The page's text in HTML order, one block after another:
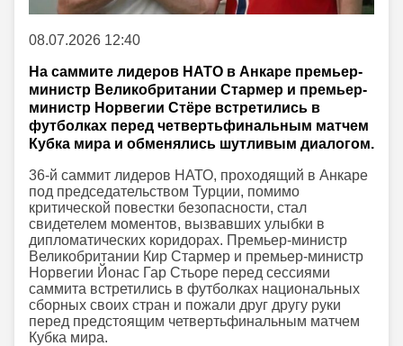
08.07.2026 12:40
На саммите лидеров НАТО в Анкаре премьер-
министр Великобритании Стармер и премьер-
министр Норвегии Стёре встретились в
футболках перед четвертьфинальным матчем
Кубка мира и обменялись шутливым диалогом.
36-й саммит лидеров НАТО, проходящий в Анкаре
под председательством Турции, помимо
критической повестки безопасности, стал
свидетелем моментов, вызвавших улыбки в
дипломатических коридорах. Премьер-министр
Великобритании Кир Стармер и премьер-министр
Норвегии Йонас Гар Стьоре перед сессиями
саммита встретились в футболках национальных
сборных своих стран и пожали друг другу руки
перед предстоящим четвертьфинальным матчем
Кубка мира.